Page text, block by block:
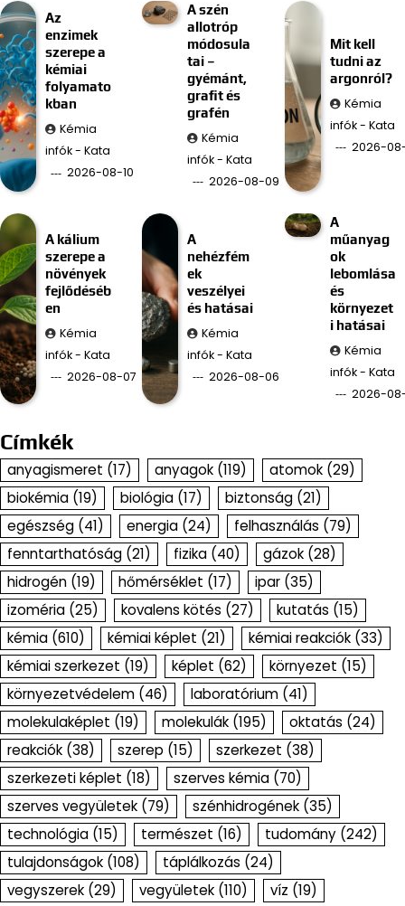
Az
enzimek
szerepe a
kémiai
folyamato
kban
Kémia
infók - Kata
2026-08-10
A szén
allotróp
módosula
tai –
gyémánt,
grafit és
grafén
Kémia
infók - Kata
2026-08-09
Mit kell
tudni az
argonról?
Kémia
infók - Kata
2026-
A kálium
szerepe a
növények
fejlődéséb
en
Kémia
infók - Kata
2026-08-07
A
nehézfém
ek
veszélyei
és hatásai
Kémia
infók - Kata
2026-08-06
A
műanyag
ok
lebomlása
és
környezet
i hatásai
Kémia
infók - Kata
2026-
Címkék
anyagismeret (17) anyagok (119) atomok (29)
biokémia (19) biológia (17) biztonság (21)
egészség (41) energia (24) felhasználás (79)
fenntarthatóság (21) fizika (40) gázok (28)
hidrogén (19) hőmérséklet (17) ipar (35)
izoméria (25) kovalens kötés (27) kutatás (15)
kémia (610) kémiai képlet (21) kémiai reakciók (33)
kémiai szerkezet (19) képlet (62) környezet (15)
környezetvédelem (46) laboratórium (41)
molekulaképlet (19) molekulák (195) oktatás (24)
reakciók (38) szerep (15) szerkezet (38)
szerkezeti képlet (18) szerves kémia (70)
szerves vegyületek (79) szénhidrogének (35)
technológia (15) természet (16) tudomány (242)
tulajdonságok (108) táplálkozás (24)
vegyszerek (29) vegyületek (110) víz (19)